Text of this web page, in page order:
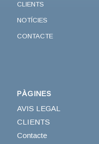
CLIENTS
NOTÍCIES
CONTACTE
PÀGINES
AVIS LEGAL
CLIENTS
Contacte